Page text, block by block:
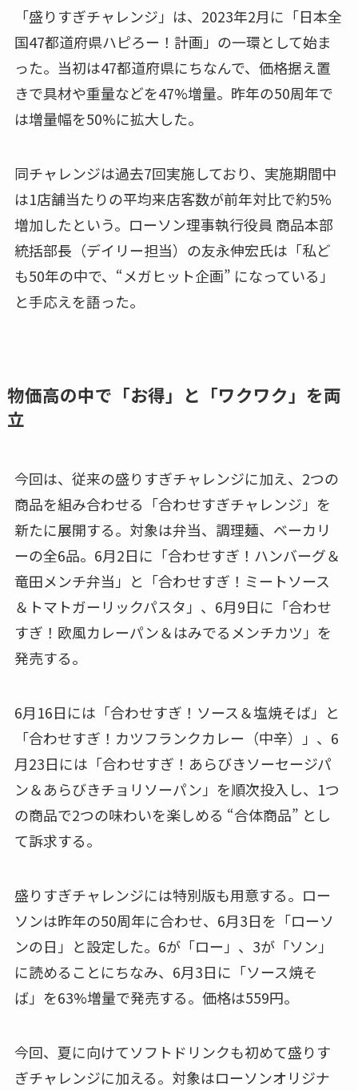
「盛りすぎチャレンジ」は、2023年2月に「日本全
国47都道府県ハピろー！計画」の一環として始ま
った。当初は47都道府県にちなんで、価格据え置
きで具材や重量などを47%増量。昨年の50周年で
は増量幅を50%に拡大した。
同チャレンジは過去7回実施しており、実施期間中
は1店舗当たりの平均来店客数が前年対比で約5%
増加したという。ローソン理事執行役員 商品本部
統括部長（デイリー担当）の友永伸宏氏は「私ど
も50年の中で、“メガヒット企画” になっている」
と手応えを語った。
物価高の中で「お得」と「ワクワク」を両
立
今回は、従来の盛りすぎチャレンジに加え、2つの
商品を組み合わせる「合わせすぎチャレンジ」を
新たに展開する。対象は弁当、調理麺、ベーカリ
ーの全6品。6月2日に「合わせすぎ！ハンバーグ＆
竜田メンチ弁当」と「合わせすぎ！ミートソース
＆トマトガーリックパスタ」、6月9日に「合わせ
すぎ！欧風カレーパン＆はみでるメンチカツ」を
発売する。
6月16日には「合わせすぎ！ソース＆塩焼そば」と
「合わせすぎ！カツフランクカレー（中辛）」、6
月23日には「合わせすぎ！あらびきソーセージパ
ン＆あらびきチョリソーパン」を順次投入し、1つ
の商品で2つの味わいを楽しめる “合体商品” とし
て訴求する。
盛りすぎチャレンジには特別版も用意する。ロー
ソンは昨年の50周年に合わせ、6月3日を「ローソ
ンの日」と設定した。6が「ロー」、3が「ソン」
に読めることにちなみ、6月3日に「ソース焼そ
ば」を63%増量で発売する。価格は559円。
今回、夏に向けてソフトドリンクも初めて盛りす
ぎチャレンジに加える。対象はローソンオリジナ